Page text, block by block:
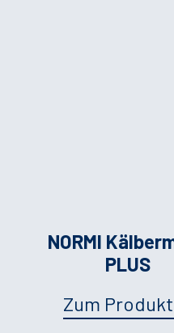
NORMI
PLUS
Zum Produkt